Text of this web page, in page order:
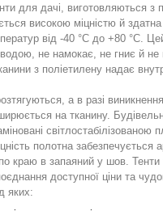
для дачі, виготовляються з
високою міцністю й
від -40 °C до +80 °C.
не намокає, не гниє й не
з поліетилену надає
а в разі
на тканину.
світлостабілізованою
полотна забезпечується
краю в запаяний у шов. Тенти
доступної ціни та
яких: